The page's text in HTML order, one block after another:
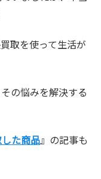
取を使って生活が
の悩みを解決する
た商品』の記事も